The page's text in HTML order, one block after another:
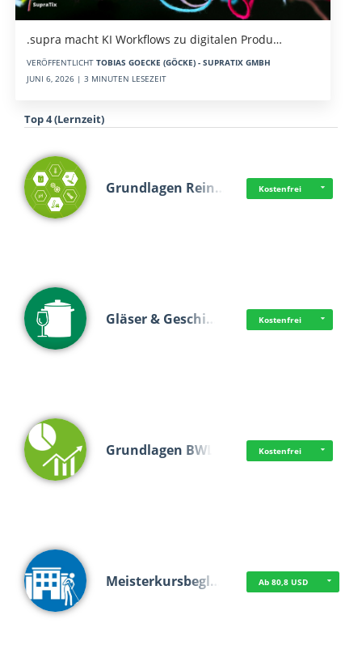
.supra macht KI Workflows zu digitalen Produ…
VERÖFFENTLICHT TOBIAS GOECKE (GÖCKE) - SUPRATIX GMBH
JUNI 6, 2026 | 3 MINUTEN LESEZEIT
Top 4 (Lernzeit)
Grundlagen Rein… Kostenfrei
Gläser & Geschi… Kostenfrei
Grundlagen BWL Kostenfrei
Meisterkursbegl… Ab 80,8 USD